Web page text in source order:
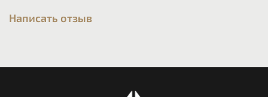
Написать отзыв